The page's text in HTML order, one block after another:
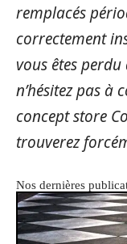
remplacés
correctement
vous êtes
n’hésitez pas à
concept store
trouverez
Nos dernières